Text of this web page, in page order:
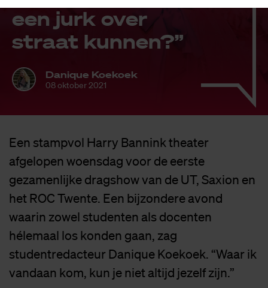
een jurk over
straat kun­nen?”
Danique Koekoek
08 oktober 2021
Een stampvol Harry Bannink theater
afgelopen woensdag voor de eerste
gezamenlijke dragshow van de UT, Saxion en
het ROC Twente. Een bijzondere avond
waarin zowel studenten als docenten
hélemaal los konden gaan, zag
studentredacteur Danique Koekoek. “Waar ik
vandaan kom, kun je niet altijd jezelf zijn.”